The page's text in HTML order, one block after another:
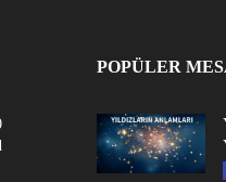
POPÜLER